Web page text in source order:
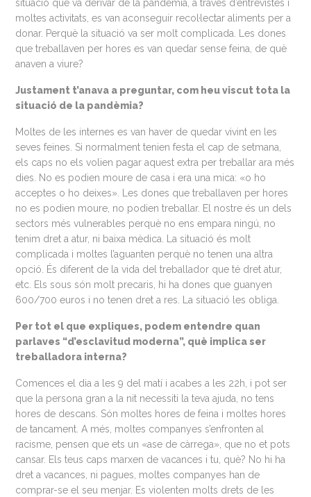
situació que va derivar de la pandèmia, a través d’entrevistes i
moltes activitats, es van aconseguir recol·lectar aliments per a
donar. Perquè la situació va ser molt complicada. Les dones
que treballaven per hores es van quedar sense feina, de què
anaven a viure?
Justament t’anava a preguntar, com heu viscut tota la
situació de la pandèmia?
Moltes de les internes es van haver de quedar vivint en les
seves feines. Si normalment tenien festa el cap de setmana,
els caps no els volien pagar aquest extra per treballar ara més
dies. No es podien moure de casa i era una mica: «o ho
acceptes o ho deixes». Les dones que treballaven per hores
no es podien moure, no podien treballar. El nostre és un dels
sectors més vulnerables perquè no ens empara ningú, no
tenim dret a atur, ni baixa mèdica. La situació és molt
complicada i moltes l’aguanten perquè no tenen una altra
opció. És diferent de la vida del treballador que té dret atur,
etc. Els sous són molt precaris, hi ha dones que guanyen
600/700 euros i no tenen dret a res. La situació les obliga.
Per tot el que expliques, podem entendre quan
parlaves “d’esclavitud moderna”, què implica ser
treballadora interna?
Comences el dia a les 9 del matí i acabes a les 22h, i pot ser
que la persona gran a la nit necessiti la teva ajuda, no tens
hores de descans. Són moltes hores de feina i moltes hores
de tancament. A més, moltes companyes s’enfronten al
racisme, pensen que ets un «ase de càrrega», que no et pots
cansar. Els teus caps marxen de vacances i tu, què? No hi ha
dret a vacances, ni pagues, moltes companyes han de
comprar-se el seu menjar. Es violenten molts drets de les